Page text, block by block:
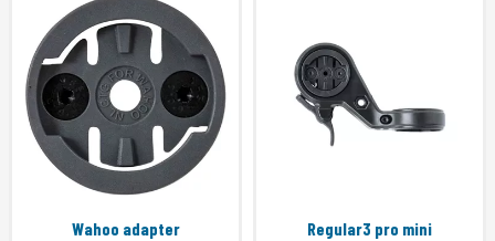
Wahoo adapter
Regular3 pro mini